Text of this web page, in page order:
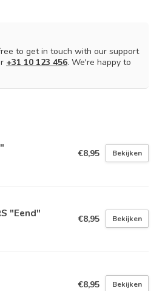
to get in touch with our support
+31 10 123 456. We're happy to
€8,95 Bekijken
"Eend" €8,95 Bekijken
€8,95 Bekijken